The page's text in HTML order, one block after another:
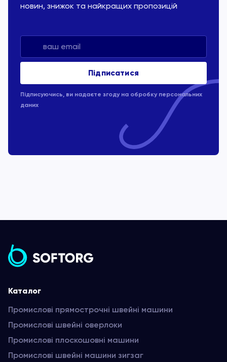
новин, знижок та найкращих пропозицій
Підписуючись, ви надаєте згоду на обробку персональних
даних
Каталог
Промислові прямострочні швейні машини
Промислові швейні оверлоки
Промислові плоскошовні машини
Промислові швейні машини зигзаг